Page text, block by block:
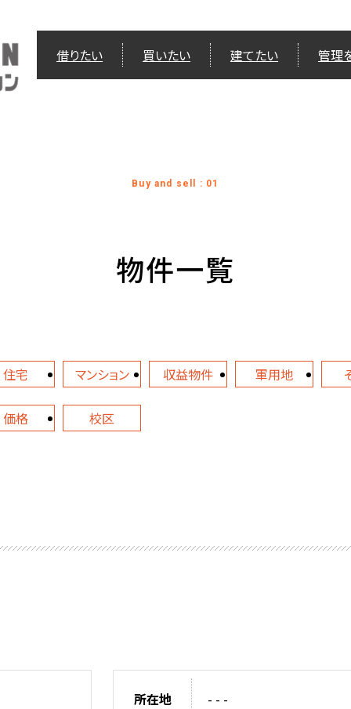
借りたい 買いたい 建てたい 管理
Buy and sell : 01
物件一覧
住宅 マンション 収益物件 軍用地
価格 校区
所在地 - - -